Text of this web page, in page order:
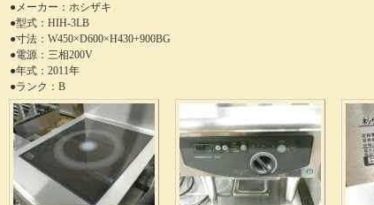
●メーカー：ホシザキ
●型式：HIH-3LB
●寸法：W450×D600×H430+900BG
●電源：三相200V
●年式：2011年
●ランク：B